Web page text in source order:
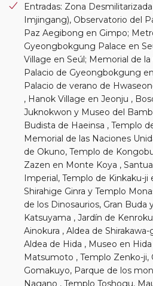
Entradas: Zona
Imjingang), Observatorio del
Paz Aegibong en Gimpo;
Gyeongbokgung Palace en
Village en Seúl; Memorial de
Palacio de Gyeongbokgung
Palacio de verano de
, Hanok Village en Jeonju ,
Juknokwon y Museo del
Budista de Haeinsa , Templo
Memorial de las Naciones
de Okuno, Templo de
Zazen en Monte Koya ,
Imperial, Templo de Kinkaku-
Shirahige Ginra y Templo
de los Dinosaurios, Gran
Katsuyama , Jardín de
Ainokura , Aldea de
Aldea de Hida , Museo en
Matsumoto , Templo Zenko-ji,
Gomakuyo, Parque de los
Nagano , Templo Toshogu,